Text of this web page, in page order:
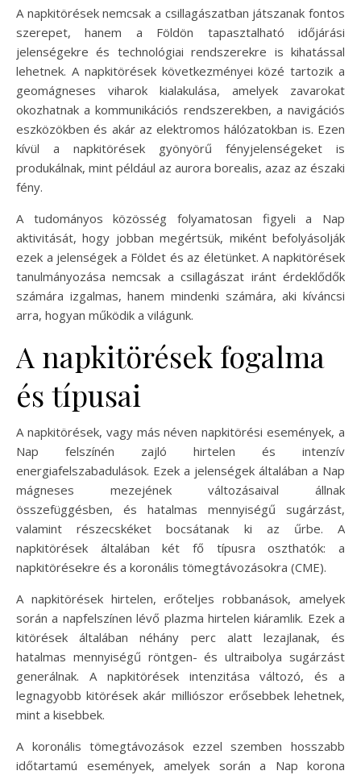
A napkitörések nemcsak a csillagászatban játszanak fontos
szerepet, hanem a Földön tapasztalható időjárási
jelenségekre és technológiai rendszerekre is kihatással
lehetnek. A napkitörések következményei közé tartozik a
geomágneses viharok kialakulása, amelyek zavarokat
okozhatnak a kommunikációs rendszerekben, a navigációs
eszközökben és akár az elektromos hálózatokban is. Ezen
kívül a napkitörések gyönyörű fényjelenségeket is
produkálnak, mint például az aurora borealis, azaz az északi
fény.
A tudományos közösség folyamatosan figyeli a Nap
aktivitását, hogy jobban megértsük, miként befolyásolják
ezek a jelenségek a Földet és az életünket. A napkitörések
tanulmányozása nemcsak a csillagászat iránt érdeklődők
számára izgalmas, hanem mindenki számára, aki kíváncsi
arra, hogyan működik a világunk.
A napkitörések fogalma
és típusai
A napkitörések, vagy más néven napkitörési események, a
Nap felszínén zajló hirtelen és intenzív
energiafelszabadulások. Ezek a jelenségek általában a Nap
mágneses mezejének változásaival állnak
összefüggésben, és hatalmas mennyiségű sugárzást,
valamint részecskéket bocsátanak ki az űrbe. A
napkitörések általában két fő típusra oszthatók: a
napkitörésekre és a koronális tömegtávozásokra (CME).
A napkitörések hirtelen, erőteljes robbanások, amelyek
során a napfelszínen lévő plazma hirtelen kiáramlik. Ezek a
kitörések általában néhány perc alatt lezajlanak, és
hatalmas mennyiségű röntgen- és ultraibolya sugárzást
generálnak. A napkitörések intenzitása változó, és a
legnagyobb kitörések akár milliószor erősebbek lehetnek,
mint a kisebbek.
A koronális tömegtávozások ezzel szemben hosszabb
időtartamú események, amelyek során a Nap korona